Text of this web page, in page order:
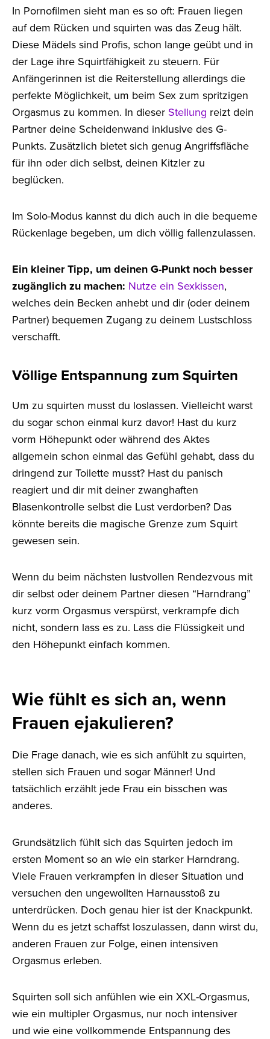
In Pornofilmen sieht man es so oft: Frauen liegen
auf dem Rücken und squirten was das Zeug hält.
Diese Mädels sind Profis, schon lange geübt und in
der Lage ihre Squirtfähigkeit zu steuern. Für
Anfängerinnen ist die Reiterstellung allerdings die
perfekte Möglichkeit, um beim Sex zum spritzigen
Orgasmus zu kommen. In dieser Stellung reizt dein
Partner deine Scheidenwand inklusive des G-
Punkts. Zusätzlich bietet sich genug Angriffsfläche
für ihn oder dich selbst, deinen Kitzler zu
beglücken.
Im Solo-Modus kannst du dich auch in die bequeme
Rückenlage begeben, um dich völlig fallenzulassen.
Ein kleiner Tipp, um deinen G-Punkt noch besser
zugänglich zu machen: Nutze ein Sexkissen,
welches dein Becken anhebt und dir (oder deinem
Partner) bequemen Zugang zu deinem Lustschloss
verschafft.
Völlige Entspannung zum Squirten
Um zu squirten musst du loslassen. Vielleicht warst
du sogar schon einmal kurz davor! Hast du kurz
vorm Höhepunkt oder während des Aktes
allgemein schon einmal das Gefühl gehabt, dass du
dringend zur Toilette musst? Hast du panisch
reagiert und dir mit deiner zwanghaften
Blasenkontrolle selbst die Lust verdorben? Das
könnte bereits die magische Grenze zum Squirt
gewesen sein.
Wenn du beim nächsten lustvollen Rendezvous mit
dir selbst oder deinem Partner diesen “Harndrang”
kurz vorm Orgasmus verspürst, verkrampfe dich
nicht, sondern lass es zu. Lass die Flüssigkeit und
den Höhepunkt einfach kommen.
Wie fühlt es sich an, wenn
Frauen ejakulieren?
Die Frage danach, wie es sich anfühlt zu squirten,
stellen sich Frauen und sogar Männer! Und
tatsächlich erzählt jede Frau ein bisschen was
anderes.
Grundsätzlich fühlt sich das Squirten jedoch im
ersten Moment so an wie ein starker Harndrang.
Viele Frauen verkrampfen in dieser Situation und
versuchen den ungewollten Harnausstoß zu
unterdrücken. Doch genau hier ist der Knackpunkt.
Wenn du es jetzt schaffst loszulassen, dann wirst du,
anderen Frauen zur Folge, einen intensiven
Orgasmus erleben.
Squirten soll sich anfühlen wie ein XXL-Orgasmus,
wie ein multipler Orgasmus, nur noch intensiver
und wie eine vollkommende Entspannung des